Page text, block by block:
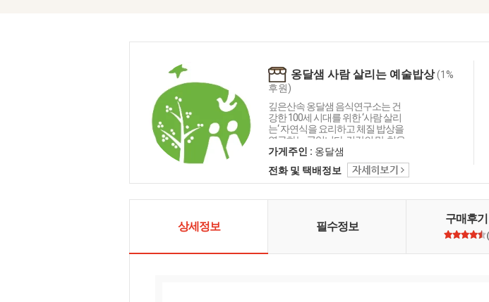
옹달샘 사람 살리는 예술밥상(1%
후원)
깊은산속 옹달샘 음식연구소는 건
강한 100세 시대를 위한 ‘사람 살리
는‘ 자연식을 요리하고 체질 밥상을
연구하는 곳입니다. 건강의 맛, 치유
와 위로가 되는 '사람 살리는 예술밥
상'을 꿈꾸며 조리하는 사람도, 드시
는 분도 자연과 닮기를 바라는 마음
으로 음식을 대합니다.
가게주인 : 옹달샘
전화 및 택배정보
상세정보 필수정보
구매후기